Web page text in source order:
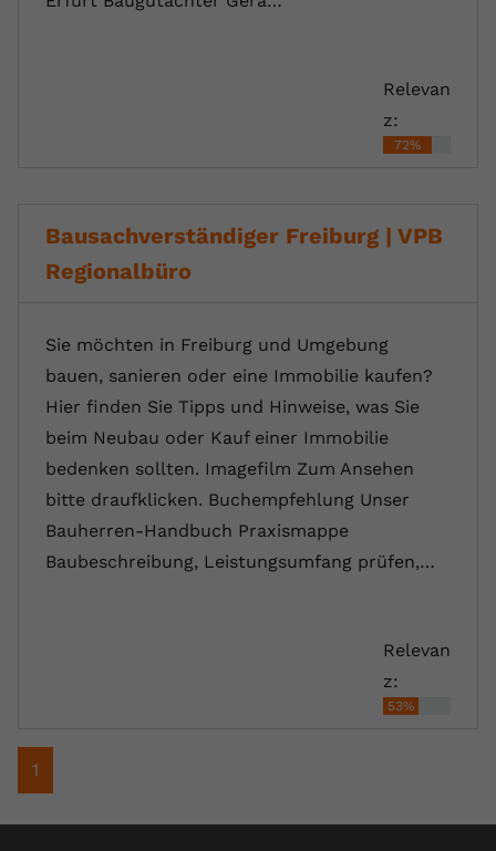
Relevan
z:
72%
Bausachverständiger Freiburg | VPB
Regionalbüro
Sie möchten in Freiburg und Umgebung
bauen, sanieren oder eine Immobilie kaufen?
Hier finden Sie Tipps und Hinweise, was Sie
beim Neubau oder Kauf einer Immobilie
bedenken sollten. Imagefilm Zum Ansehen
bitte draufklicken. Buchempfehlung Unser
Bauherren-Handbuch Praxismappe
Baubeschreibung, Leistungsumfang prüfen,…
Relevan
z:
53%
1